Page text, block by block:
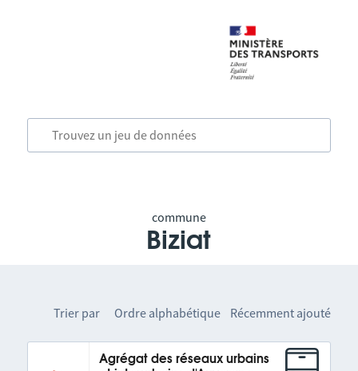
commune
Biziat
Trier par Ordre alphabétique Récemment ajouté
Agrégat des réseaux urbains